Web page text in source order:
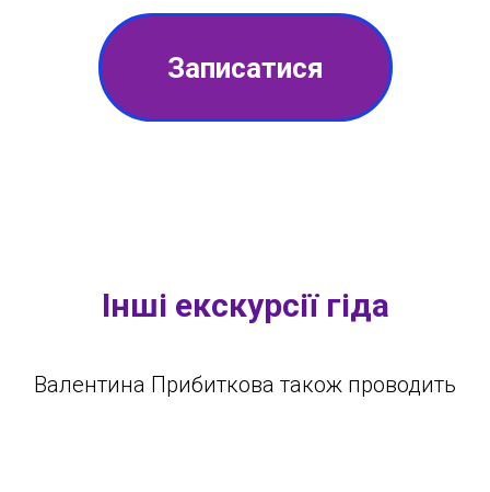
Записатися
Інші екскурсії гіда
Валентина Прибиткова також проводить